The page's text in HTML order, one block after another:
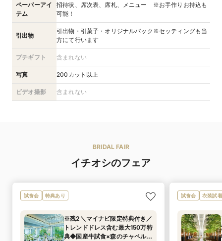
ペーパーアイ
テム
招待状、席次表、席札、メニュー ※お手作りお持込も
可能！
引出物
引出物・引菓子・オリジナルバック※セッティングも当
方にて行います
プチギフト 含まれない
写真 200カット以上
ビデオ撮影 含まれない
BRIDAL FAIR
イチオシのフェア
試食会 特典あり
※残2＼マイナビ限定特典付き／
トレンドドレス含む最大150万特
典◆国産牛試食×森のチャペル
試食会 衣装試着